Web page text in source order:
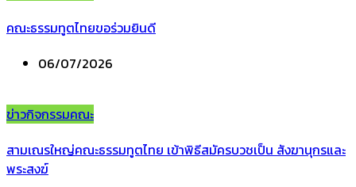
คณะธรรมทูตไทยขอร่วมยินดี
06/07/2026
ข่าวกิจกรรมคณะ
สามเณรใหญ่คณะธรรมทูตไทย เข้าพิธีสมัครบวชเป็น สังฆานุกรและ
พระสงฆ์